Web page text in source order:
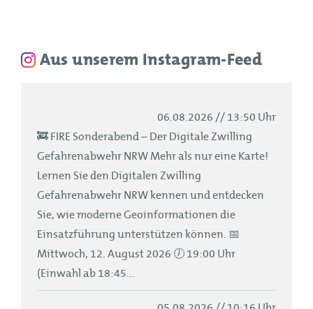
Aus unserem Instagram-Feed
06.08.2026 // 13:50 Uhr
🚒 FIRE Sonderabend – Der Digitale Zwilling
Gefahrenabwehr NRW Mehr als nur eine Karte!
Lernen Sie den Digitalen Zwilling
Gefahrenabwehr NRW kennen und entdecken
Sie, wie moderne Geoinformationen die
Einsatzführung unterstützen können. 📅
Mittwoch, 12. August 2026 🕖 19:00 Uhr
(Einwahl ab 18:45...